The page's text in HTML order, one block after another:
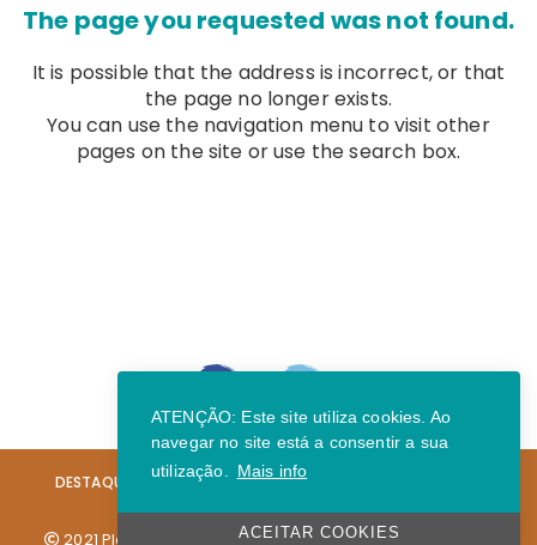
ATENÇÃO: Este site utiliza cookies. Ao
navegar no site está a consentir a sua
utilização.
Mais info
ACEITAR COOKIES
The page you requested was not found.
It is possible that the address is incorrect, or that
the page no longer exists.
You can use the navigation menu to visit other
pages on the site or use the search box.
DESTAQUES NOTÍCIAS GALERIA
CONTACTOS
2021 Plaac - Arrábida | Desenvolvido por: